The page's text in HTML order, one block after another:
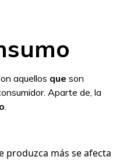
aquellos que son
Aparte de, la
.
produzca más se afecta